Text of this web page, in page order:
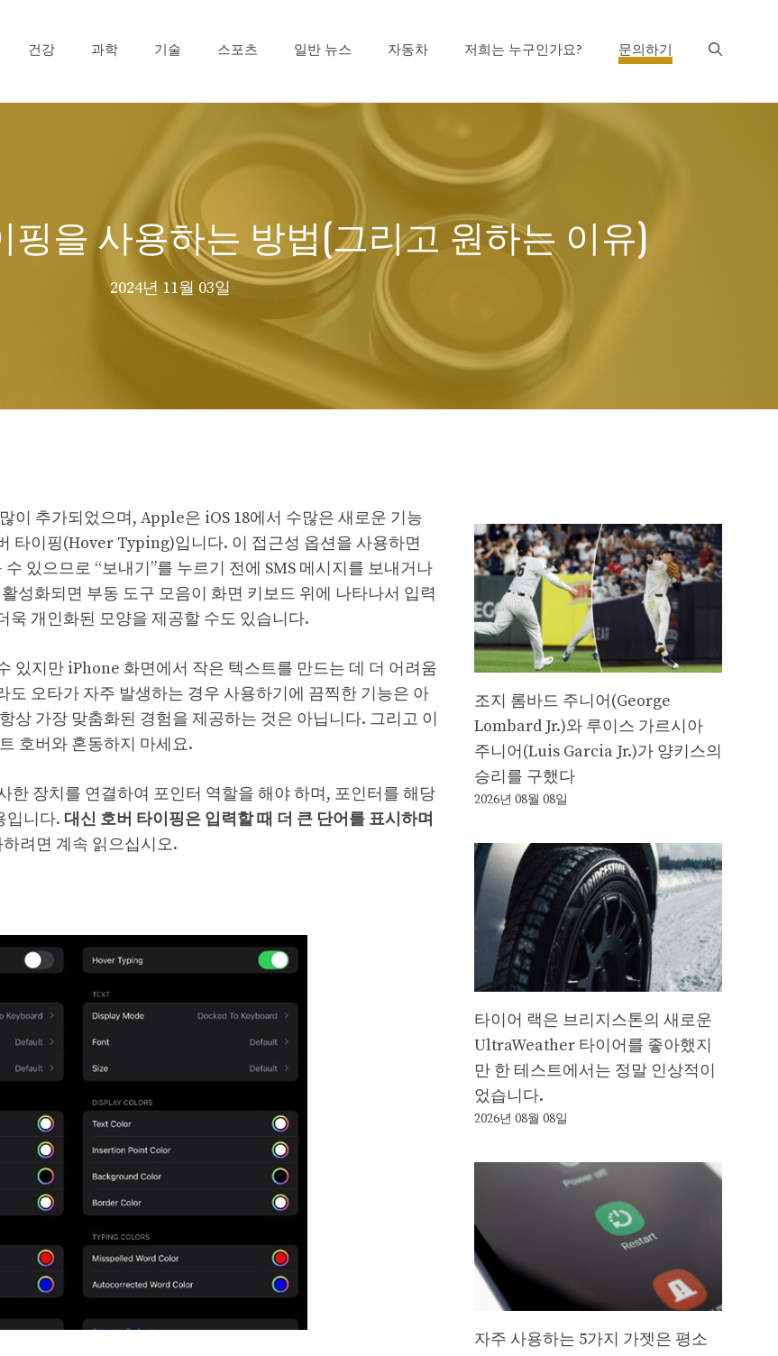
건강 과학 기술 스포츠 일반 뉴스 자동차 저희는 누구인가요? 문의하기
핑을 사용하는 방법(그리고 원하는 이유)
2024년 11월 03일
이 추가되었으며, Apple은 iOS 18에서 수많은 새로운 기능
타이핑(Hover Typing)입니다. 이 접근성 옵션을 사용하면
있으므로 “보내기”를 누르기 전에 SMS 메시지를 보내거나
성화되면 부동 도구 모음이 화면 키보드 위에 나타나서 입력
욱 개인화된 모양을 제공할 수도 있습니다.
있지만 iPhone 화면에서 작은 텍스트를 만드는 데 더 어려움
오타가 자주 발생하는 경우 사용하기에 끔찍한 기능은 아
상 가장 맞춤화된 경험을 제공하는 것은 아닙니다. 그리고 이
호버와 혼동하지 마세요.
장치를 연결하여 포인터 역할을 해야 하며, 포인터를 해당
입니다. 대신 호버 타이핑은 입력할 때 더 큰 단어를 표시하며
려면 계속 읽으십시오.
조지 롬바드 주니어(George
Lombard Jr.)와 루이스 가르시아
주니어(Luis Garcia Jr.)가 양키스의
승리를 구했다
2026년 08월 08일
타이어 랙은 브리지스톤의 새로운
UltraWeather 타이어를 좋아했지
만 한 테스트에서는 정말 인상적이
었습니다.
2026년 08월 08일
자주 사용하는 5가지 가젯은 평소